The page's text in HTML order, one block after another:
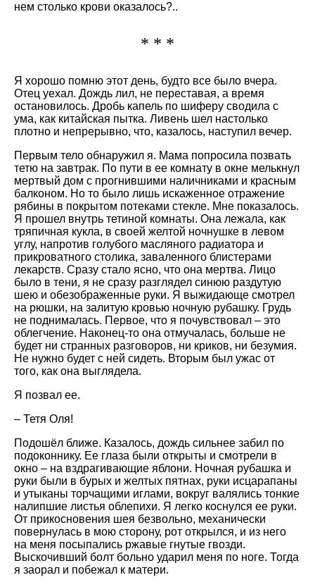
нем столько крови оказалось?..
* * *
Я хорошо помню этот день, будто все было вчера.
Отец уехал. Дождь лил, не переставая, а время
остановилось. Дробь капель по шиферу сводила с
ума, как китайская пытка. Ливень шел настолько
плотно и непрерывно, что, казалось, наступил вечер.
Первым тело обнаружил я. Мама попросила позвать
тетю на завтрак. По пути в ее комнату в окне мелькнул
мертвый дом с прогнившими наличниками и красным
балконом. Но то было лишь искаженное отражение
рябины в покрытом потеками стекле. Мне показалось.
Я прошел внутрь тетиной комнаты. Она лежала, как
тряпичная кукла, в своей желтой ночнушке в левом
углу, напротив голубого масляного радиатора и
прикроватного столика, заваленного блистерами
лекарств. Сразу стало ясно, что она мертва. Лицо
было в тени, я не сразу разглядел синюю раздутую
шею и обезображенные руки. Я выжидающе смотрел
на рюшки, на залитую кровью ночную рубашку. Грудь
не поднималась. Первое, что я почувствовал – это
облегчение. Наконец-то она отмучалась, больше не
будет ни странных разговоров, ни криков, ни безумия.
Не нужно будет с ней сидеть. Вторым был ужас от
того, как она выглядела.
Я позвал ее.
– Тетя Оля!
Подошёл ближе. Казалось, дождь сильнее забил по
подоконнику. Ее глаза были открыты и смотрели в
окно – на вздрагивающие яблони. Ночная рубашка и
руки были в бурых и желтых пятнах, руки исцарапаны
и утыканы торчащими иглами, вокруг валялись тонкие
налипшие листья облепихи. Я легко коснулся ее руки.
От прикосновения шея безвольно, механически
повернулась в мою сторону, рот открылся, и из него
на меня посыпались ржавые гнутые гвозди.
Выскочивший болт больно ударил меня по ноге. Тогда
я заорал и побежал к матери.